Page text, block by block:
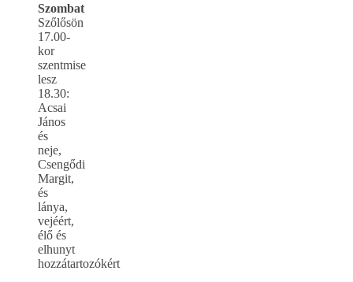
Szombat
Szőlősön
17.00-
kor
szentmise
lesz
18.30:
Acsai
János
és
neje,
Csengődi
Margit,
és
lánya,
vejéért,
élő és
elhunyt
hozzátartozókért